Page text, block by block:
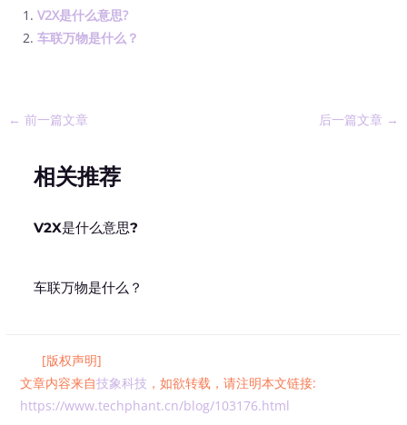
V2X是什么意思?
车联万物是什么？
← 前一篇文章 后一篇文章 →
相关推荐
V2X是什么意思?
车联万物是什么？
[版权声明]
文章内容来自技象科技 ，如欲转载，请注明本文链接:
https://www.techphant.cn/blog/103176.html